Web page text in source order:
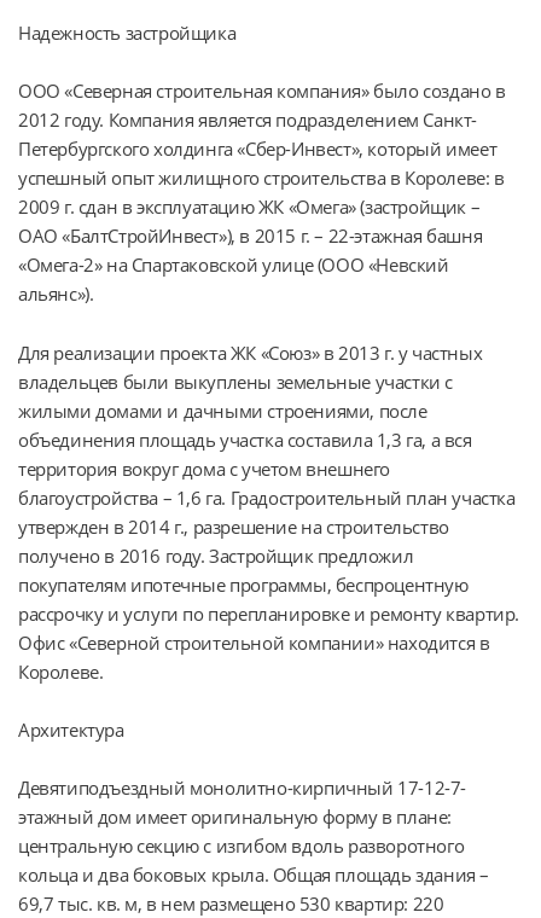
Надежность застройщика
ООО «Северная строительная компания» было создано в
2012 году. Компания является подразделением Санкт-
Петербургского холдинга «Сбер-Инвест», который имеет
успешный опыт жилищного строительства в Королеве: в
2009 г. сдан в эксплуатацию ЖК «Омега» (застройщик –
ОАО «БалтСтройИнвест»), в 2015 г. – 22-этажная башня
«Омега-2» на Спартаковской улице (ООО «Невский
альянс»).
Для реализации проекта ЖК «Союз» в 2013 г. у частных
владельцев были выкуплены земельные участки с
жилыми домами и дачными строениями, после
объединения площадь участка составила 1,3 га, а вся
территория вокруг дома с учетом внешнего
благоустройства – 1,6 га. Градостроительный план участка
утвержден в 2014 г., разрешение на строительство
получено в 2016 году. Застройщик предложил
покупателям ипотечные программы, беспроцентную
рассрочку и услуги по перепланировке и ремонту квартир.
Офис «Северной строительной компании» находится в
Королеве.
Архитектура
Девятиподъездный монолитно-кирпичный 17-12-7-
этажный дом имеет оригинальную форму в плане:
центральную секцию с изгибом вдоль разворотного
кольца и два боковых крыла. Общая площадь здания –
69,7 тыс. кв. м, в нем размещено 530 квартир: 220